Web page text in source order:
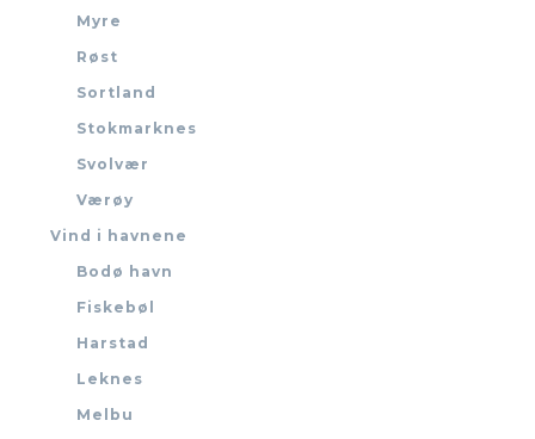
Myre
Røst
Sortland
Stokmarknes
Svolvær
Værøy
Vind i havnene
Bodø havn
Fiskebøl
Harstad
Leknes
Melbu